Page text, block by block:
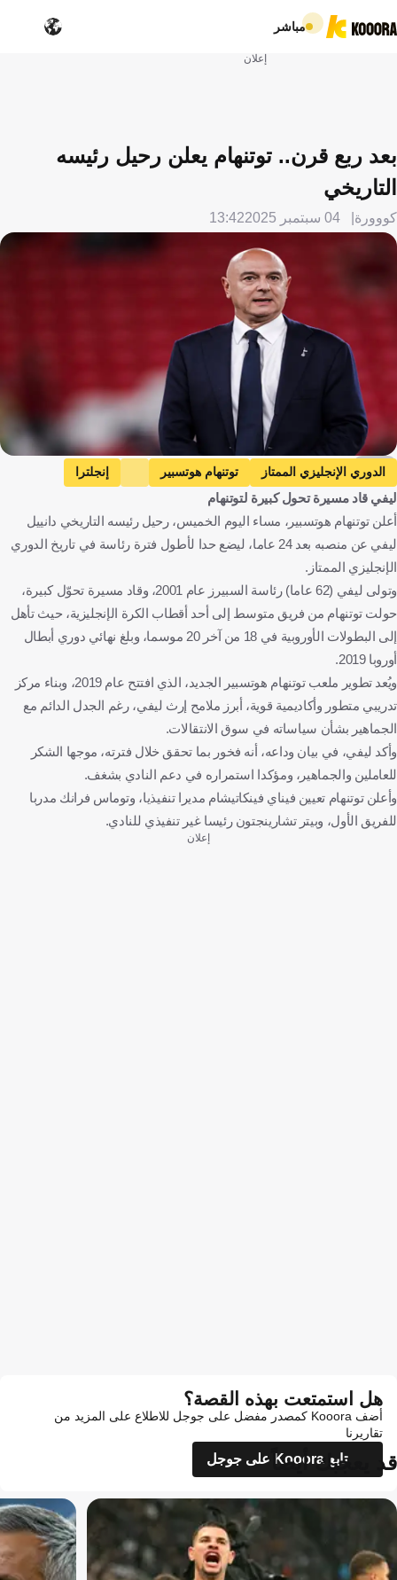
مباشر
إعلان
بعد ربع قرن.. توتنهام يعلن رحيل رئيسه
التاريخي
كووورة 04 سبتمبر 2025 13:42
getty
الدوري الإنجليزي الممتاز توتنهام هوتسبير
إنجلترا
كرة قدم
ليفي قاد مسيرة تحول كبيرة لتوتنهام
أعلن توتنهام هوتسبير، مساء اليوم الخميس، رحيل رئيسه التاريخي دانييل
ليفي عن منصبه بعد 24 عاما، ليضع حدا لأطول فترة رئاسة في تاريخ الدوري
الإنجليزي الممتاز.
وتولى ليفي (62 عاما) رئاسة السبيرز عام 2001، وقاد مسيرة تحوّل كبيرة،
حولت توتنهام من فريق متوسط إلى أحد أقطاب الكرة الإنجليزية، حيث تأهل
إلى البطولات الأوروبية في 18 من آخر 20 موسما، وبلغ نهائي دوري أبطال
أوروبا 2019.
ويُعد تطوير ملعب توتنهام هوتسبير الجديد، الذي افتتح عام 2019، وبناء مركز
تدريبي متطور وأكاديمية قوية، أبرز ملامح إرث ليفي، رغم الجدل الدائم مع
الجماهير بشأن سياساته في سوق الانتقالات.
وأكد ليفي، في بيان وداعه، أنه فخور بما تحقق خلال فترته، موجها الشكر
للعاملين والجماهير، ومؤكدا استمراره في دعم النادي بشغف.
وأعلن توتنهام تعيين فيناي فينكاتيشام مديرا تنفيذيا، وتوماس فرانك مدربا
للفريق الأول، وبيتر تشارينجتون رئيسا غير تنفيذي للنادي.
إعلان
هل استمتعت بهذه القصة؟
أضف Kooora كمصدر مفضل على جوجل للاطلاع على المزيد من
تقاريرنا
تابع Kooora على جوجل
قد يعجبك أيضاً